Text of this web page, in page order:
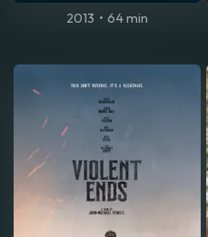
2013 • 64 min